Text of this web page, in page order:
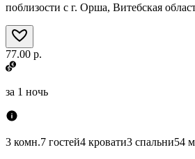
поблизости с г. Орша, Витебская
77.00 р.
за 1 ночь
3 комн.7 гостей4 кровати3 спальни54